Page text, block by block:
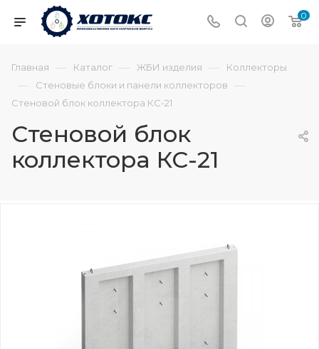
0
Главная — Каталог — ЖБИ изделия — Коллекторы
— Стеновые блоки и панели коллекторов —
Стеновой блок коллектора КС-21
Стеновой блок
коллектора КС-21